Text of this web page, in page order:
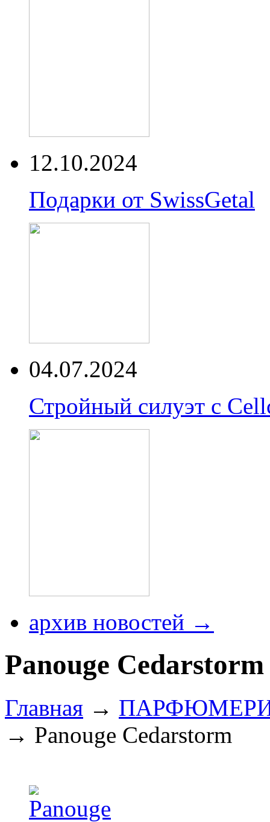
12.10.2024
Подарки от SwissGetal
04.07.2024
Стройный силуэт с
архив новостей →
Panouge Cedarstorm
Главная →
→ Panouge Cedarstorm